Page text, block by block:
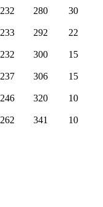
232 280 30
233 292 22
232 300 15
237 306 15
246 320 10
262 341 10